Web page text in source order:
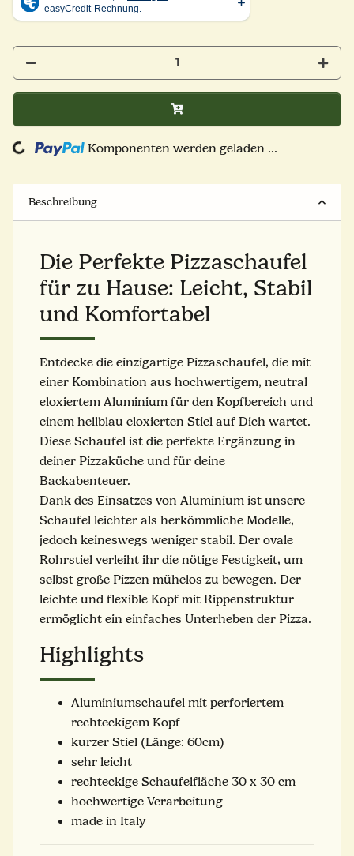
Komponenten werden geladen ...
Beschreibung
Die Perfekte Pizzaschaufel
für zu Hause: Leicht, Stabil
und Komfortabel
Entdecke die einzigartige Pizzaschaufel, die mit
einer Kombination aus hochwertigem, neutral
eloxiertem Aluminium für den Kopfbereich und
einem hellblau eloxierten Stiel auf Dich wartet.
Diese Schaufel ist die perfekte Ergänzung in
deiner Pizzaküche und für deine
Backabenteuer.
Dank des Einsatzes von Aluminium ist unsere
Schaufel leichter als herkömmliche Modelle,
jedoch keineswegs weniger stabil. Der ovale
Rohrstiel verleiht ihr die nötige Festigkeit, um
selbst große Pizzen mühelos zu bewegen. Der
leichte und flexible Kopf mit Rippenstruktur
ermöglicht ein einfaches Unterheben der Pizza.
Highlights
Aluminiumschaufel mit perforiertem
rechteckigem Kopf
kurzer Stiel (Länge: 60cm)
sehr leicht
rechteckige Schaufelfläche 30 x 30 cm
hochwertige Verarbeitung
made in Italy